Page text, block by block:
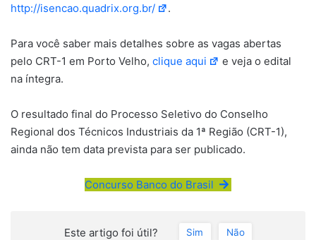
http://isencao.quadrix.org.br/
.
Para você saber mais detalhes sobre as vagas abertas
pelo CRT-1 em Porto Velho, clique aqui
e veja o edital
na íntegra.
O resultado final do Processo Seletivo do Conselho
Regional dos Técnicos Industriais da 1ª Região (CRT-1),
ainda não tem data prevista para ser publicado.
Concurso Banco do Brasil
Este artigo foi útil? Sim Não